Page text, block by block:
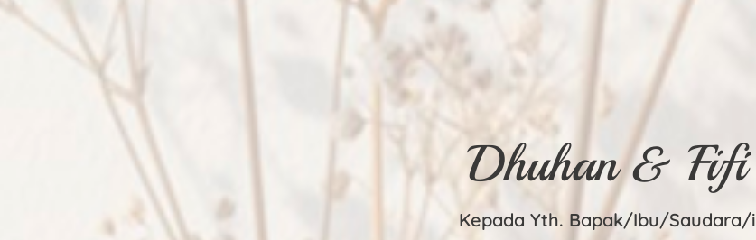
Dhuhan & Fifi
Kepada Yth. Bapak/Ibu/Saudara/i